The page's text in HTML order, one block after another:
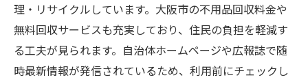
理・リサイクルしています。大阪市の不用品回収料金や
無料回収サービスも充実しており、住民の負担を軽減す
る工夫が見られます。自治体ホームページや広報誌で随
時最新情報が発信されているため、利用前にチェックし